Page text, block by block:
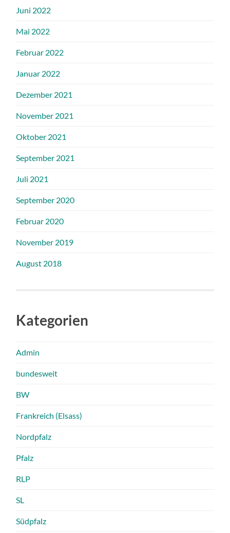
Juni 2022
Mai 2022
Februar 2022
Januar 2022
Dezember 2021
November 2021
Oktober 2021
September 2021
Juli 2021
September 2020
Februar 2020
November 2019
August 2018
Kategorien
Admin
bundesweit
BW
Frankreich (Elsass)
Nordpfalz
Pfalz
RLP
SL
Südpfalz